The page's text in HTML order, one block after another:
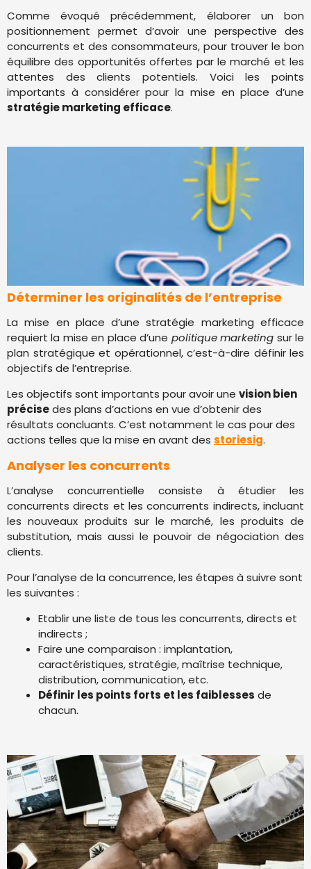
Comme évoqué précédemment, élaborer un bon
positionnement permet d’avoir une perspective des
concurrents et des consommateurs, pour trouver le bon
équilibre des opportunités offertes par le marché et les
attentes des clients potentiels. Voici les points
importants à considérer pour la mise en place d’une
stratégie marketing efficace.
Déterminer les originalités de l’entreprise
La mise en place d’une stratégie marketing efficace
requiert la mise en place d’une politique marketing sur le
plan stratégique et opérationnel, c’est-à-dire définir les
objectifs de l’entreprise.
Les objectifs sont importants pour avoir une vision bien
précisedes plans d’actions en vue d’obtenir des
résultats concluants. C’est notamment le cas pour des
actions telles que la mise en avant des storiesig.
Analyser les concurrents
L’analyse concurrentielle consiste à étudier les
concurrents directs et les concurrents indirects, incluant
les nouveaux produits sur le marché, les produits de
substitution, mais aussi le pouvoir de négociation des
clients.
Pour l’analyse de la concurrence, les étapes à suivre sont
les suivantes :
Etablir une liste de tous les concurrents, directs et
indirects ;
Faire une comparaison : implantation,
caractéristiques, stratégie, maîtrise technique,
distribution, communication, etc.
Définir les points forts et les faiblesses de
chacun.